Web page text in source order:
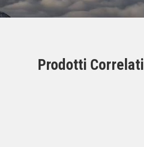
Prodotti Correlati